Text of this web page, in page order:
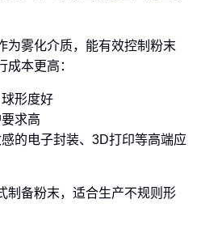
为雾化介质，能有效控制粉末
本更高：
形度好
求高
的电子封装、3D打印等高端应
制备粉末，适合生产不规则形